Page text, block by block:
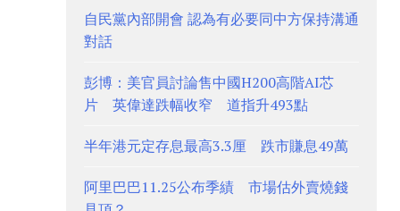
自民黨內部開會 認為有必要同中方保持溝通
對話
彭博：美官員討論售中國H200高階AI芯
片 英偉達跌幅收窄 道指升493點
半年港元定存息最高3.3厘 跌市賺息49萬
阿里巴巴11.25公布季績 市場估外賣燒錢